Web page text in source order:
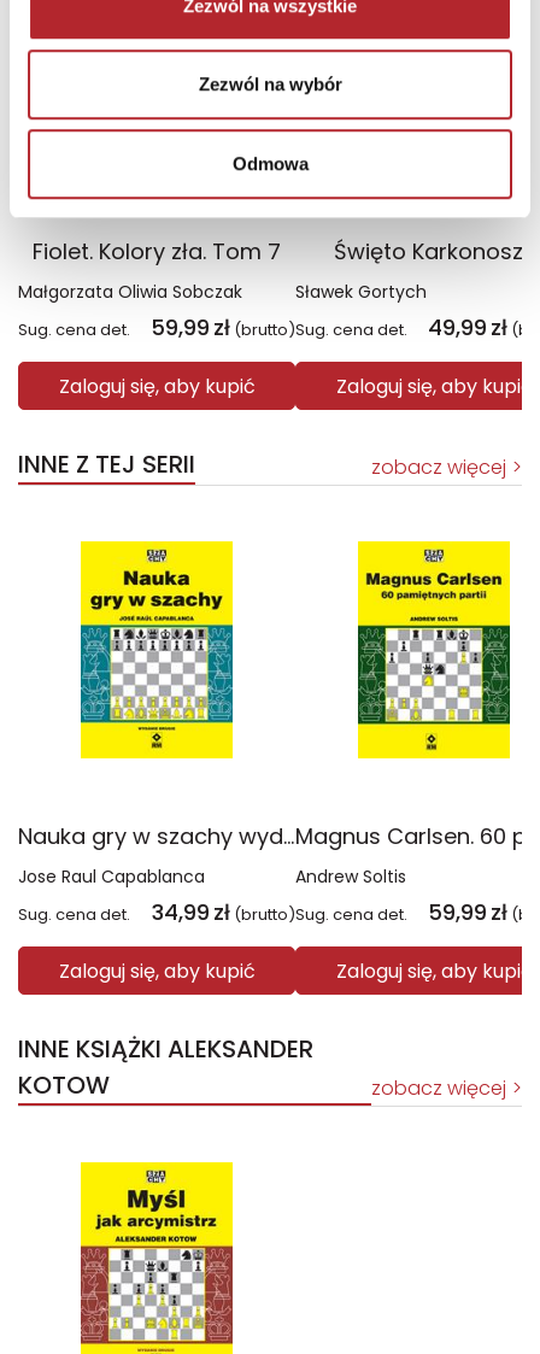
Zezwól na wszystkie
Zezwól na wybór
Odmowa
Fiolet. Kolory zła. Tom 7
Małgorzata Oliwia Sobczak
Sug. cena det. 59,99 zł (brutto)
Zaloguj się, aby kupić
Święto Karkonoszy
Sławek Gortych
Sug. cena det. 49,99 zł
Zaloguj się, aby kupić
INNE Z TEJ SERII zobacz więcej
Nauka gry w szachy wyd. 2026
Jose Raul Capablanca
Sug. cena det. 34,99 zł (brutto)
Zaloguj się, aby kupić
Andrew Soltis
Sug. cena det. 59,99 zł
Zaloguj się, aby kupić
INNE KSIĄŻKI ALEKSANDER
KOTOW
zobacz więcej